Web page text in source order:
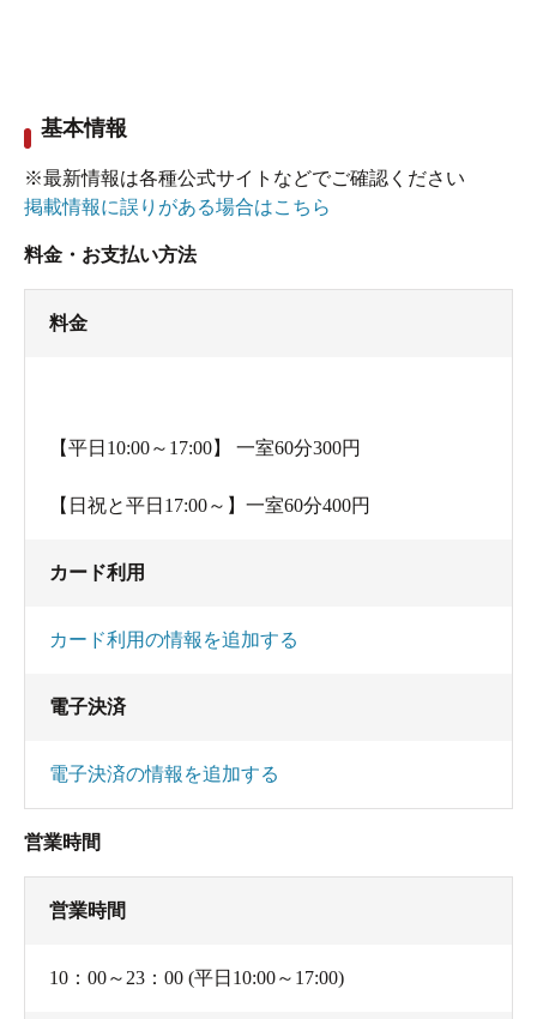
基本情報
※最新情報は各種公式サイトなどでご確認ください
掲載情報に誤りがある場合はこちら
料金・お支払い方法
料金
【平日10:00～17:00】 一室60分300円
【日祝と平日17:00～】一室60分400円
カード利用
カード利用の情報を追加する
電子決済
電子決済の情報を追加する
営業時間
営業時間
10：00～23：00 (平日10:00～17:00)